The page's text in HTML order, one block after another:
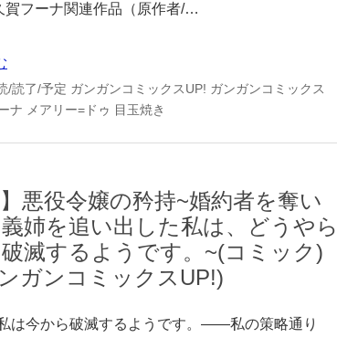
賀フーナ関連作品（原作者/…
/読了/予定 ガンガンコミックスUP! ガンガンコミックス
ナ メアリー=ドゥ 目玉焼き
】悪役令嬢の矜持~婚約者を奪い
姉を追い出した私は、どうやら
滅するようです。~(コミック)
ガンコミックスUP!)
は今から破滅するようです。――私の策略通り